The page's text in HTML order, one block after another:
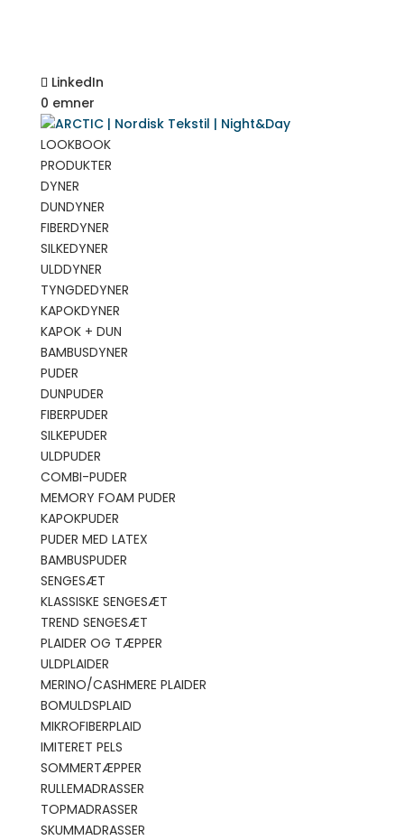
LinkedIn
0 emner
LOOKBOOK
PRODUKTER
DYNER
DUNDYNER
FIBERDYNER
SILKEDYNER
ULDDYNER
TYNGDEDYNER
KAPOKDYNER
KAPOK + DUN
BAMBUSDYNER
PUDER
DUNPUDER
FIBERPUDER
SILKEPUDER
ULDPUDER
COMBI-PUDER
MEMORY FOAM PUDER
KAPOKPUDER
PUDER MED LATEX
BAMBUSPUDER
SENGESÆT
KLASSISKE SENGESÆT
TREND SENGESÆT
PLAIDER OG TÆPPER
ULDPLAIDER
MERINO/CASHMERE PLAIDER
BOMULDSPLAID
MIKROFIBERPLAID
IMITERET PELS
SOMMERTÆPPER
RULLEMADRASSER
TOPMADRASSER
SKUMMADRASSER